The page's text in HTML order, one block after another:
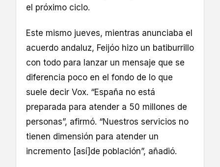
el próximo ciclo.
Este mismo jueves, mientras anunciaba el
acuerdo andaluz, Feijóo hizo un batiburrillo
con todo para lanzar un mensaje que se
diferencia poco en el fondo de lo que
suele decir Vox. “España no está
preparada para atender a 50 millones de
personas”, afirmó. “Nuestros servicios no
tienen dimensión para atender un
incremento [así]de población”, añadió.